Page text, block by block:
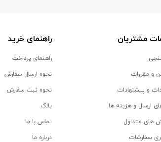
مشتریان
و مقررات
و پیشنهادات
ارسال و هزینه ها
های متداول
سفارشات
راهنمای خرید
راهنمای پرداخت
نحوه ارسال سفارش
نحوه ثبت سفارش
بلاگ
تماس با ما
درباره ما